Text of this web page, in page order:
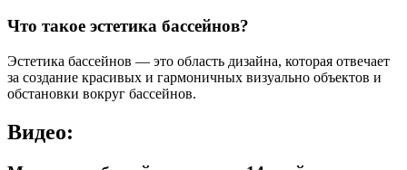
Что такое эстетика бассейнов?
Эстетика бассейнов — это область дизайна, которая отвечает
за создание красивых и гармоничных визуально объектов и
обстановки вокруг бассейнов.
Видео: